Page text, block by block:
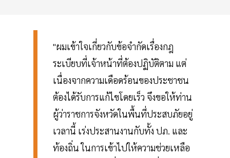
"ผมเข้าใจเกี่ยวกับข้อจำกัดเรื่องกฎ
ระเบียบที่เจ้าหน้าที่ต้องปฏิบัติตาม แต่
เนื่องจากความเดือดร้อนของประชาชน
ต้องได้รับการแก้ไขโดยเร็ว จึงขอให้ท่าน
ผู้ว่าราชการจังหวัดในพื้นที่ประสบภัยอยู่
เวลานี้ เร่งประสานงานกับทั้ง ปภ. และ
ท้องถิ่น ในการเข้าไปให้ความช่วยเหลือ